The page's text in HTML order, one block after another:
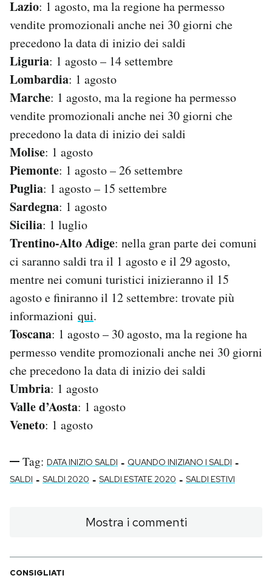
Lazio: 1 agosto, ma la regione ha permesso
vendite promozionali anche nei 30 giorni che
precedono la data di inizio dei saldi
Liguria: 1 agosto – 14 settembre
Lombardia: 1 agosto
Marche: 1 agosto, ma la regione ha permesso
vendite promozionali anche nei 30 giorni che
precedono la data di inizio dei saldi
Molise: 1 agosto
Piemonte: 1 agosto – 26 settembre
Puglia: 1 agosto – 15 settembre
Sardegna: 1 agosto
Sicilia: 1 luglio
Trentino-Alto Adige: nella gran parte dei comuni
ci saranno saldi tra il 1 agosto e il 29 agosto,
mentre nei comuni turistici inizieranno il 15
agosto e finiranno il 12 settembre: trovate più
informazioni qui.
Toscana: 1 agosto – 30 agosto, ma la regione ha
permesso vendite promozionali anche nei 30 giorni
che precedono la data di inizio dei saldi
Umbria: 1 agosto
Valle d’Aosta: 1 agosto
Veneto: 1 agosto
Tag: DATA INIZIO SALDI - QUANDO INIZIANO I SALDI -
SALDI - SALDI 2020 - SALDI ESTATE 2020 - SALDI ESTIVI
Mostra i commenti
CONSIGLIATI